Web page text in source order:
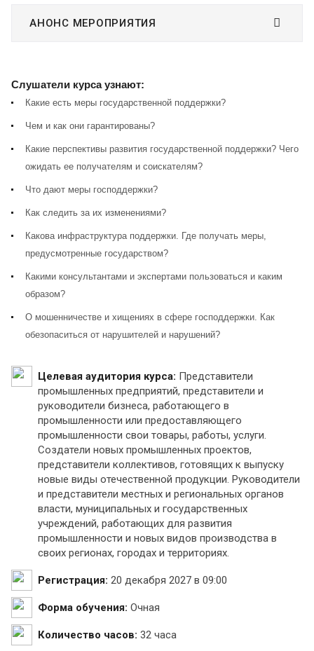
АНОНС МЕРОПРИЯТИЯ
Слушатели курса узнают:
Какие есть меры государственной поддержки?
Чем и как они гарантированы?
Какие перспективы развития государственной поддержки? Чего
ожидать ее получателям и соискателям?
Что дают меры господдержки?
Как следить за их изменениями?
Какова инфраструктура поддержки. Где получать меры,
предусмотренные государством?
Какими консультантами и экспертами пользоваться и каким
образом?
О мошенничестве и хищениях в сфере господдержки. Как
обезопаситься от нарушителей и нарушений?
Целевая аудитория курса: Представители
промышленных предприятий, представители и
руководители бизнеса, работающего в
промышленности или предоставляющего
промышленности свои товары, работы, услуги.
Создатели новых промышленных проектов,
представители коллективов, готовящих к выпуску
новые виды отечественной продукции. Руководители
и представители местных и региональных органов
власти, муниципальных и государственных
учреждений, работающих для развития
промышленности и новых видов производства в
своих регионах, городах и территориях.
Регистрация: 20 декабря 2027 в 09:00
Форма обучения: Очная
Количество часов: 32 часа